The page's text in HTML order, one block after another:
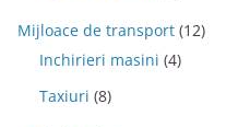
Mijloace de transport (12)
Inchirieri masini (4)
Taxiuri (8)